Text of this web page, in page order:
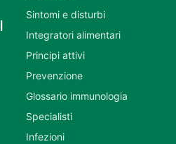
Sintomi e disturbi
Integratori alimentari
Principi attivi
Prevenzione
Glossario immunologia
Specialisti
Infezioni